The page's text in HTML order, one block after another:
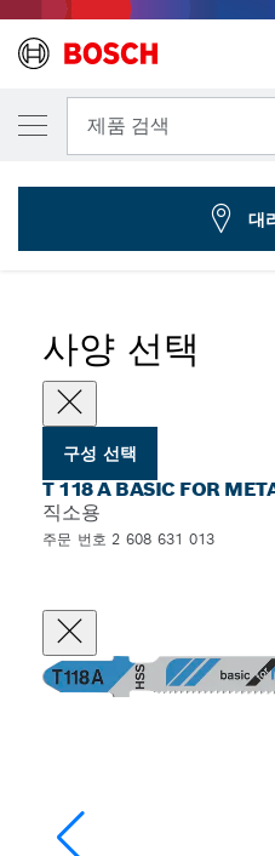
제품 검색
... T 118 A Basic for Metal 직
사양 선택
구성 선택
T 118 A BASIC FOR
직소용
주문 번호 2 608 631 013
선택한 변형
직소날 T 118 A
2 608 631 013
대